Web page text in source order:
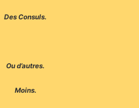
Des Consuls.
Ou d’autres.
Moins.